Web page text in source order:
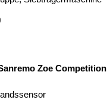
Zoe Competition